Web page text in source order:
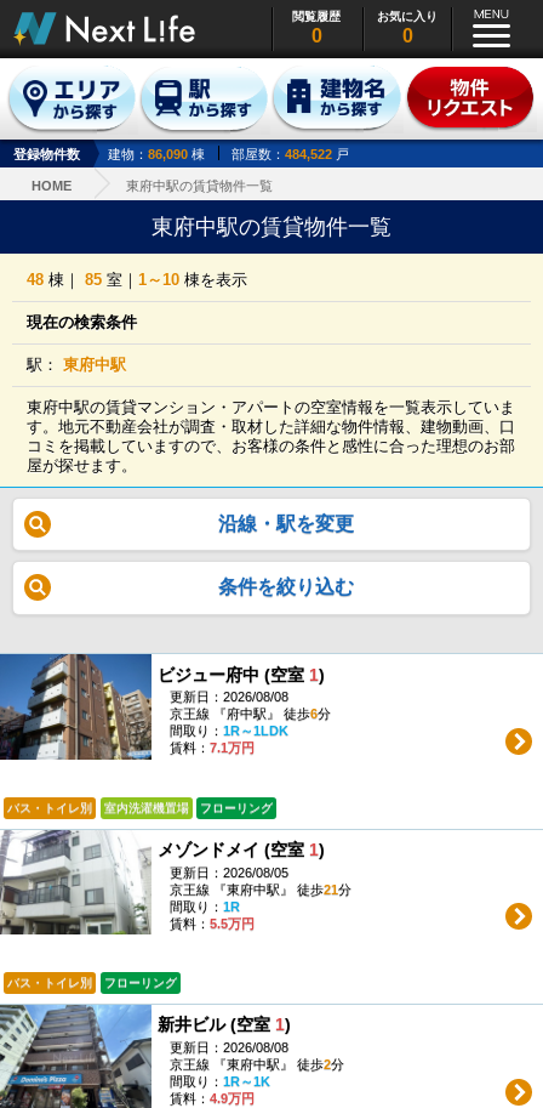
閲覧履歴
0
お気に入り
0
登録物件数 建物： 86,090 棟 部屋数： 484,522 戸
HOME 東府中駅の賃貸物件一覧
東府中駅の賃貸物件一覧
48 棟｜85 室｜1～10 棟を表示
現在の検索条件
駅：東府中駅
東府中駅の賃貸マンション・アパートの空室情報を一覧表示していま
す。地元不動産会社が調査・取材した詳細な物件情報、建物動画、口
コミを掲載していますので、お客様の条件と感性に合った理想のお部
屋が探せます。
沿線・駅を変更
条件を絞り込む
ビジュー府中 (空室 1)
更新日：2026/08/08
京王線 『府中駅』 徒歩6分
間取り： 1R～1LDK
賃料： 7.1万円
バス・トイレ別 室内洗濯機置場 フローリング
メゾンドメイ (空室 1)
更新日：2026/08/05
京王線 『東府中駅』 徒歩21分
間取り： 1R
賃料： 5.5万円
バス・トイレ別 フローリング
新井ビル (空室 1)
更新日：2026/08/08
京王線 『東府中駅』 徒歩2分
間取り： 1R～1K
賃料： 4.9万円